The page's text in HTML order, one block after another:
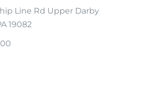
Line Rd Upper Darby
19082